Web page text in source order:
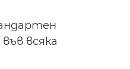
всяка